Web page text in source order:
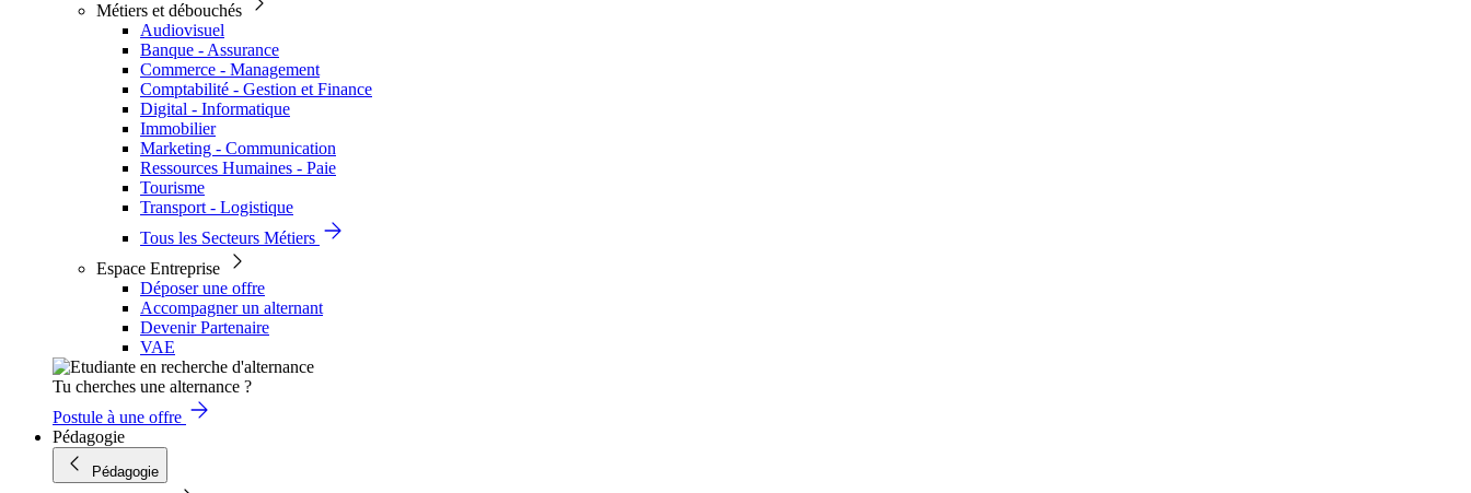
Métiers et débouchés
Audiovisuel
Banque - Assurance
Commerce - Management
Comptabilité - Gestion et Finance
Digital - Informatique
Immobilier
Marketing - Communication
Ressources Humaines - Paie
Tourisme
Transport - Logistique
Tous les Secteurs Métiers
Espace Entreprise
Déposer une offre
Accompagner un alternant
Devenir Partenaire
VAE
Tu cherches une alternance ?
Postule à une offre
Pédagogie
Pédagogie